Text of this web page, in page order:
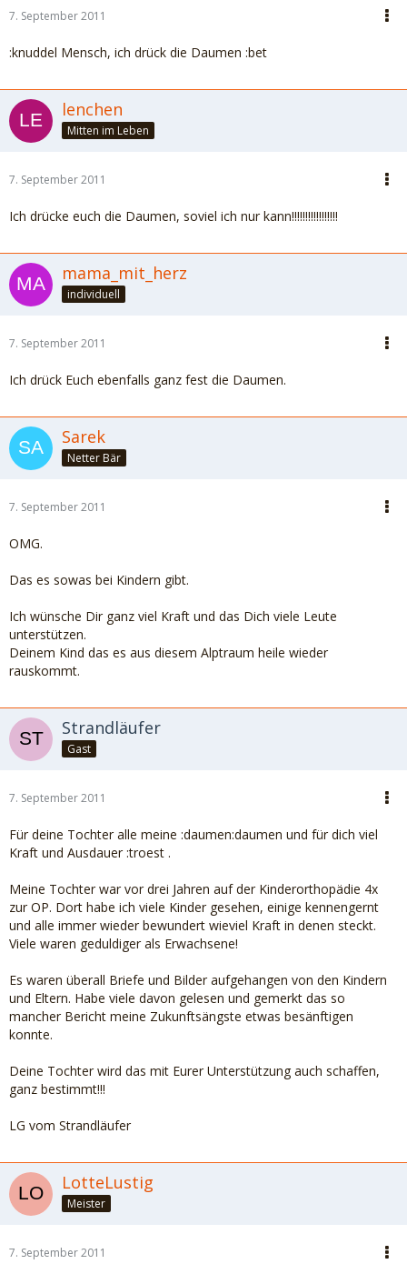
7. September 2011
:knuddel Mensch, ich drück die Daumen :bet
lenchen
Mitten im Leben
7. September 2011
Ich drücke euch die Daumen, soviel ich nur kann!!!!!!!!!!!!!!!!!
mama_mit_herz
individuell
7. September 2011
Ich drück Euch ebenfalls ganz fest die Daumen.
Sarek
Netter Bär
7. September 2011
OMG.
Das es sowas bei Kindern gibt.
Ich wünsche Dir ganz viel Kraft und das Dich viele Leute
unterstützen.
Deinem Kind das es aus diesem Alptraum heile wieder
rauskommt.
Strandläufer
Gast
7. September 2011
Für deine Tochter alle meine :daumen:daumen und für dich viel
Kraft und Ausdauer :troest .
Meine Tochter war vor drei Jahren auf der Kinderorthopädie 4x
zur OP. Dort habe ich viele Kinder gesehen, einige kennengernt
und alle immer wieder bewundert wieviel Kraft in denen steckt.
Viele waren geduldiger als Erwachsene!
Es waren überall Briefe und Bilder aufgehangen von den Kindern
und Eltern. Habe viele davon gelesen und gemerkt das so
mancher Bericht meine Zukunftsängste etwas besänftigen
konnte.
Deine Tochter wird das mit Eurer Unterstützung auch schaffen,
ganz bestimmt!!!
LG vom Strandläufer
LotteLustig
Meister
7. September 2011